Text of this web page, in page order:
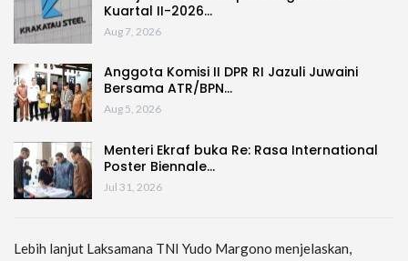
Kuartal II-2026…
Aug 7, 2026
Anggota Komisi II DPR RI Jazuli Juwaini
Bersama ATR/BPN…
Aug 5, 2026
Menteri Ekraf buka Re: Rasa International
Poster Biennale…
Jul 31, 2026
Lebih lanjut Laksamana TNI Yudo Margono menjelaskan,